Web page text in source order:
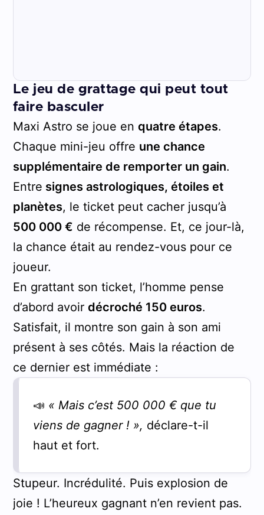
Le jeu de grattage qui peut tout
faire basculer
Maxi Astro se joue en quatre étapes.
Chaque mini-jeu offre une chance
supplémentaire de remporter un gain.
Entre signes astrologiques, étoiles et
planètes, le ticket peut cacher jusqu’à
500 000 € de récompense. Et, ce jour-là,
la chance était au rendez-vous pour ce
joueur.
En grattant son ticket, l’homme pense
d’abord avoir décroché 150 euros.
Satisfait, il montre son gain à son ami
présent à ses côtés. Mais la réaction de
ce dernier est immédiate :
📣 « Mais c’est 500 000 € que tu
viens de gagner ! », déclare-t-il
haut et fort.
Stupeur. Incrédulité. Puis explosion de
joie ! L’heureux gagnant n’en revient pas.